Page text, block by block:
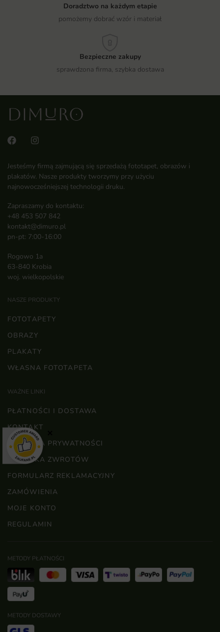
Doradztwo na każdym etapie
pomożemy dobrać wzór i materiał
Bezpieczne zakupy
sprawdzona firma, szybka dostawa
Jesteśmy firmą zajmującą się sprzedażą fototapet, obrazów i
plakatów. Nasze produkty tworzymy przy użyciu
najnowocześniejszej technologii druku.
Zapraszamy do kontaktu:
+48 453 507 842
kontakt@dimuro.pl
pn-pt: 7:00-16:00
Rogowo 1a
63-840 Krobia
woj. wielkopolskie
NASZE PRODUKTY
FOTOTAPETY
OBRAZY
PLAKATY
WŁASNA FOTOTAPETA
WAŻNE LINKI
PŁATNOŚCI I DOSTAWA
KONTAKT
POLITYKA PRYWATNOŚCI
POLITYKA ZWROTÓW
FORMULARZ REKLAMACYJNY
ZAMÓWIENIA
MOJE KONTO
REGULAMIN
METODY PŁATNOŚCI
METODY DOSTAWY